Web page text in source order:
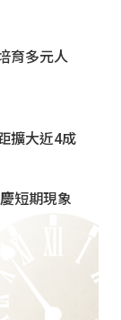
育多元人
擴大近4成
短期現象